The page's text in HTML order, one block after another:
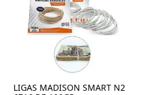
LIGAS MADISON SMART N2